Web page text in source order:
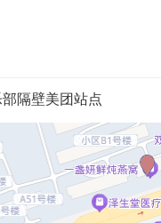
隔壁美团站点